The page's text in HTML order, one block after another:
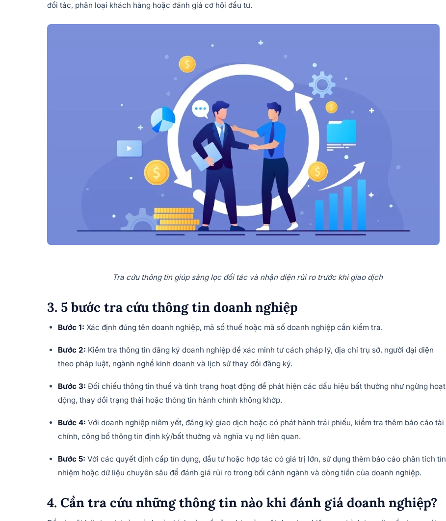
đối tác, phân loại khách hàng hoặc đánh giá cơ hội đầu tư.
Tra cứu thông tin giúp sàng lọc đối tác và nhận diện rủi ro trước khi giao dịch
3. 5 bước tra cứu thông tin doanh nghiệp
Bước 1: Xác định đúng tên doanh nghiệp, mã số thuế hoặc mã số doanh nghiệp cần kiểm tra.
Bước 2: Kiểm tra thông tin đăng ký doanh nghiệp để xác minh tư cách pháp lý, địa chỉ trụ sở, người đại diện
theo pháp luật, ngành nghề kinh doanh và lịch sử thay đổi đăng ký.
Bước 3: Đối chiếu thông tin thuế và tình trạng hoạt động để phát hiện các dấu hiệu bất thường như ngừng hoạt
động, thay đổi trạng thái hoặc thông tin hành chính không khớp.
Bước 4: Với doanh nghiệp niêm yết, đăng ký giao dịch hoặc có phát hành trái phiếu, kiểm tra thêm báo cáo tài
chính, công bố thông tin định kỳ/bất thường và nghĩa vụ nợ liên quan.
Bước 5: Với các quyết định cấp tín dụng, đầu tư hoặc hợp tác có giá trị lớn, sử dụng thêm báo cáo phân tích tín
nhiệm hoặc dữ liệu chuyên sâu để đánh giá rủi ro trong bối cảnh ngành và dòng tiền của doanh nghiệp.
4. Cần tra cứu những thông tin nào khi đánh giá doanh nghiệp?